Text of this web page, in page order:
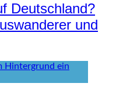
Deutschland?
und